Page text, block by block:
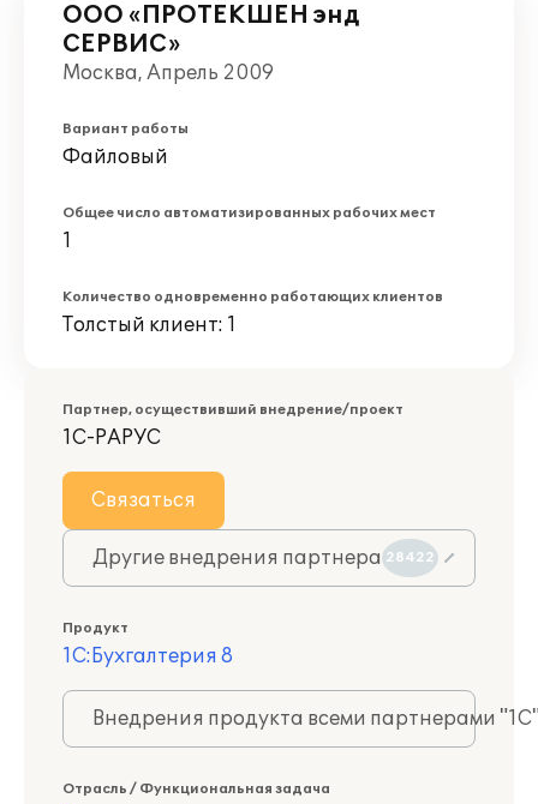
ООО «ПРОТЕКШЕН энд
СЕРВИС»
Москва, Апрель 2009
Вариант работы
Файловый
Общее число автоматизированных рабочих мест
1
Количество одновременно работающих клиентов
Толстый клиент: 1
Партнер, осуществивший внедрение/проект
1С-РАРУС
Связаться
Другие внедрения партнера 28422
Продукт
1С:Бухгалтерия 8
Внедрения продукта всеми партнерами
Отрасль / Функциональная задача